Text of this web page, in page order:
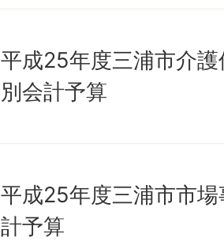
平成25年度三浦市介
別会計予算
平成25年度三浦市市
計予算